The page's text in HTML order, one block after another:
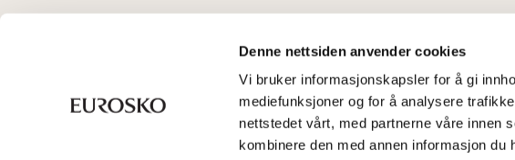
Denne nettsiden anvender cookies
Vi bruker informasjonskapsler for å gi
mediefunksjoner og for å analysere
nettstedet vårt, med partnerne våre innen
kombinere den med annen informasjon